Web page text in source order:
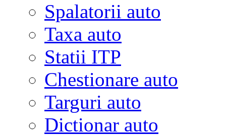
Spalatorii auto
Taxa auto
Statii ITP
Chestionare auto
Targuri auto
Dictionar auto